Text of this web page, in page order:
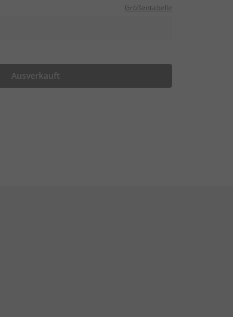
Größentabelle
Ausverkauft